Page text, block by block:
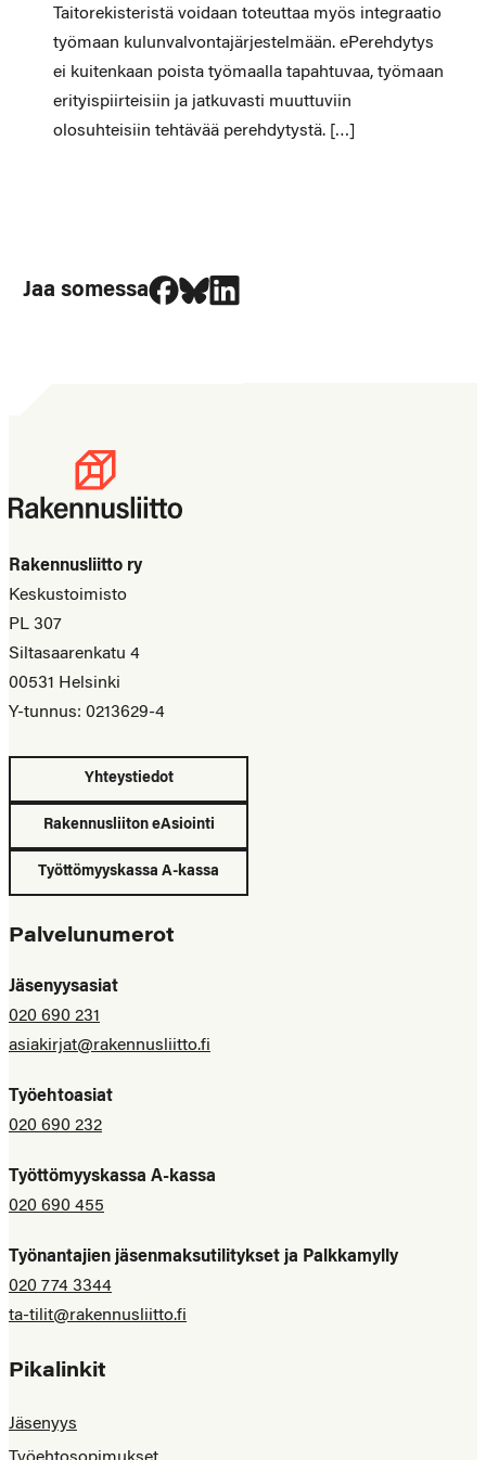
Taitorekisteristä voidaan toteuttaa myös integraatio
työmaan kulunvalvontajärjestelmään. ePerehdytys
ei kuitenkaan poista työmaalla tapahtuvaa, työmaan
erityispiirteisiin ja jatkuvasti muuttuviin
olosuhteisiin tehtävää perehdytystä. […]
Jaa somessa
Jaa Facebookissa
Jaa Blueskyssa
Jaa LinkedIn:ssä
Rakennusliitto ry
Keskustoimisto
PL 307
Siltasaarenkatu 4
00531 Helsinki
Y-tunnus: 0213629-4
Yhteystiedot
Rakennusliiton eAsiointi
Työttömyyskassa A-kassa
Palvelunumerot
Jäsenyysasiat
020 690 231
asiakirjat@rakennusliitto.fi
Työehtoasiat
020 690 232
Työttömyyskassa A-kassa
020 690 455
Työnantajien jäsenmaksutilitykset ja Palkkamylly
020 774 3344
ta-tilit@rakennusliitto.fi
Pikalinkit
Jäsenyys